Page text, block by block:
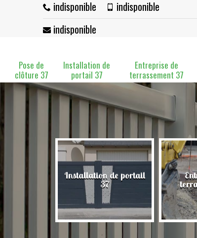
indisponible
indisponible
indisponible
Pose de
clôture 37
Installation de
portail 37
Entreprise de
terrassement 37
37 Installation de portail
37